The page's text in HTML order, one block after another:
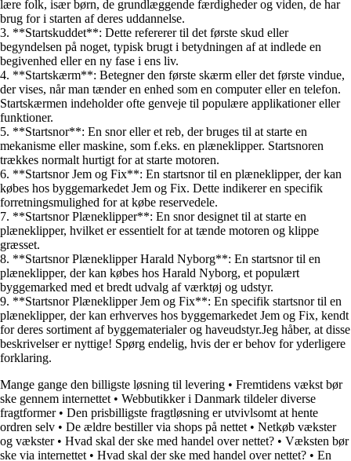
lære folk, især børn, de grundlæggende færdigheder og viden, de har
brug for i starten af deres uddannelse.
3. **Startskuddet**: Dette refererer til det første skud eller
begyndelsen på noget, typisk brugt i betydningen af at indlede en
begivenhed eller en ny fase i ens liv.
4. **Startskærm**: Betegner den første skærm eller det første vindue,
der vises, når man tænder en enhed som en computer eller en telefon.
Startskærmen indeholder ofte genveje til populære applikationer eller
funktioner.
5. **Startsnor**: En snor eller et reb, der bruges til at starte en
mekanisme eller maskine, som f.eks. en plæneklipper. Startsnoren
trækkes normalt hurtigt for at starte motoren.
6. **Startsnor Jem og Fix**: En startsnor til en plæneklipper, der kan
købes hos byggemarkedet Jem og Fix. Dette indikerer en specifik
forretningsmulighed for at købe reservedele.
7. **Startsnor Plæneklipper**: En snor designet til at starte en
plæneklipper, hvilket er essentielt for at tænde motoren og klippe
græsset.
8. **Startsnor Plæneklipper Harald Nyborg**: En startsnor til en
plæneklipper, der kan købes hos Harald Nyborg, et populært
byggemarked med et bredt udvalg af værktøj og udstyr.
9. **Startsnor Plæneklipper Jem og Fix**: En specifik startsnor til en
plæneklipper, der kan erhverves hos byggemarkedet Jem og Fix, kendt
for deres sortiment af byggematerialer og haveudstyr.Jeg håber, at disse
beskrivelser er nyttige! Spørg endelig, hvis der er behov for yderligere
forklaring.
Mange gange den billigste løsning til levering • Fremtidens vækst bør
ske gennem internettet • Webbutikker i Danmark tildeler diverse
fragtformer• Den prisbilligste fragtløsning er utvivlsomt at hente
ordren selv • De ældre bestiller via shops på nettet • Netkøb vækster
og vækster• Hvad skal der ske med handel over nettet? • Væksten bør
ske via internettet • Hvad skal der ske med handel over nettet? • En